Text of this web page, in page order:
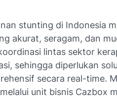
stunting di Indonesia
akurat, seragam, dan
lintas sektor
sehingga diperlukan
secara real-time.
unit bisnis Cazbox